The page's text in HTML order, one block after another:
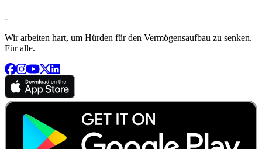
-
Wir arbeiten hart, um Hürden für den Vermögensaufbau zu senken.
Für alle.